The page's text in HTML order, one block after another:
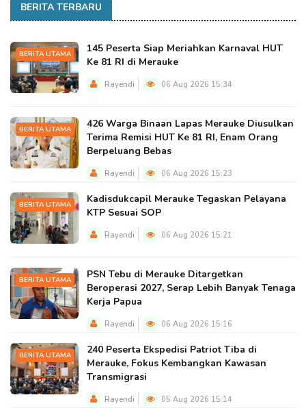
BERITA TERBARU
BERITA UTAMA
145 Peserta Siap Meriahkan Karnaval HUT
Ke 81 RI di Merauke
Rayendi 06 Aug 2026 15:34
BERITA UTAMA
426 Warga Binaan Lapas Merauke Diusulkan
Terima Remisi HUT Ke 81 RI, Enam Orang
Berpeluang Bebas
Rayendi 06 Aug 2026 15:23
BERITA UTAMA
Kadisdukcapil Merauke Tegaskan Pelayana
KTP Sesuai SOP
Rayendi 06 Aug 2026 15:21
BERITA UTAMA
PSN Tebu di Merauke Ditargetkan
Beroperasi 2027, Serap Lebih Banyak Tenaga
Kerja Papua
Rayendi 06 Aug 2026 15:16
BERITA UTAMA
240 Peserta Ekspedisi Patriot Tiba di
Merauke, Fokus Kembangkan Kawasan
Transmigrasi
Rayendi 05 Aug 2026 15:14